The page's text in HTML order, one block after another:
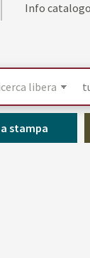
Info catalogo
stampa
la